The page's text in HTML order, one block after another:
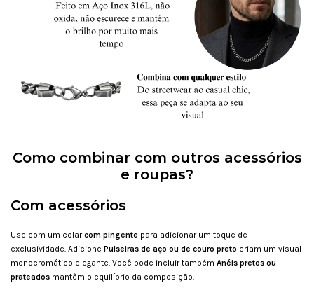
Como combinar com outros acessórios
e roupas?
Com acessórios
Use com um colarcom pingente para adicionar um toque de
exclusividade. Adicione Pulseiras de aço ou de couro preto criam um visual
monocromático elegante. Você pode incluir também Anéis pretos ou
prateados mantêm o equilíbrio da composição.